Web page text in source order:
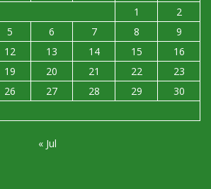
1
2
5 6 7 8
9
12 13 14 15
16
19 20 21 22
23
26 27 28 29
30
« Jul